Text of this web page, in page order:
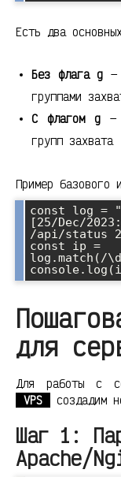
Есть два
Без флага g —
группами
С флагом g—
групп захвата
Пример базового
const log =
[25/Dec/
/api/status
const ip =
log.match(/
для
Для работы с
VPS
создадим
Шаг 1:
Apache/